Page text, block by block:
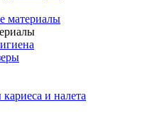
материалы
и налета